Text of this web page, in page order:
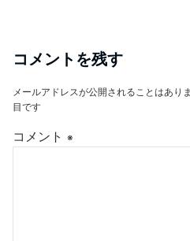
コメントを残す
メールアドレスが公開されることはありま
目です
コメント ※